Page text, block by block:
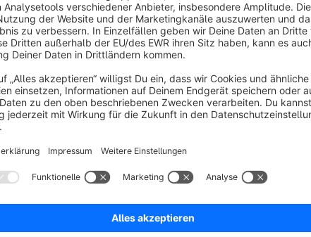
Super Plugin, toller Support
5.0
Average rating of 5 out of 5 stars
by R.Möller 23 April 2018 11:54
Somit erhält der Kunde auch endlich eine Kopie seiner Anfrage.